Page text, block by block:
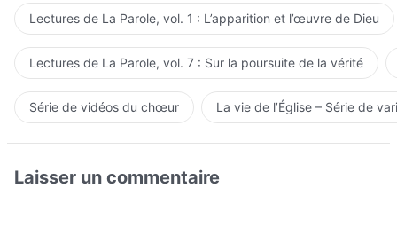
Lectures de La Parole, vol. 1 : L’apparition et l’œuvre de Dieu
Lectures de La Parole, vol. 7 : Sur la poursuite de la vérité
Série de vidéos du chœur La vie de l’Église – Série de
Laisser un commentaire